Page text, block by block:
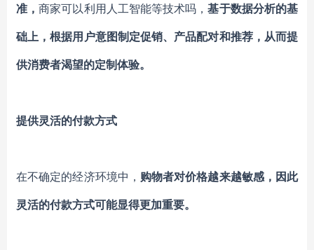
准 ，商家可以利用人工智能等技术吗，基于数据分析的基
础上，根据用户意图制定促销、 产品配对和推荐，从而提
供消费者渴望的定制体验。
提供灵活的付款方式
在不确定的经济环境中， 购物者对价格越来越敏感，因此
灵活的付款方式可能显得更加重要。